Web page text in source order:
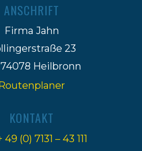
ANSCHRIFT
Firma Jahn
23
74078 Heilbronn
KONTAKT
49 (0) 7131 – 43 111